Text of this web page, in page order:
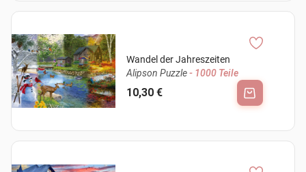
Wandel der Jahreszeiten
Alipson Puzzle- 1000 Teile
10,30 €